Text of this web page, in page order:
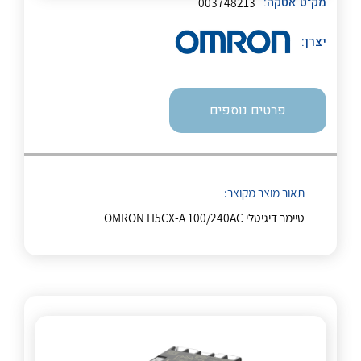
לכל מוצרי היצרן
לכל מוצרי היצרן
יצרן:
פרטים נוספים
תאור מוצר מקוצר:
טיימר דיגיטלי OMRON H5CX-A 100/240AC